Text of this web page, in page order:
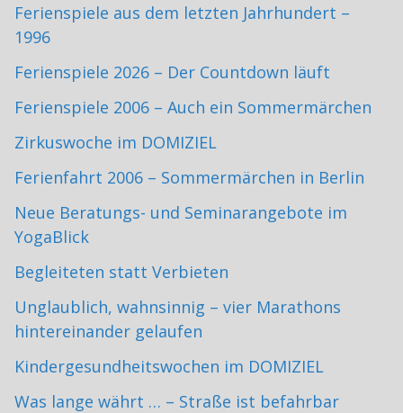
Ferienspiele aus dem letzten Jahrhundert –
1996
Ferienspiele 2026 – Der Countdown läuft
Ferienspiele 2006 – Auch ein Sommermärchen
Zirkuswoche im DOMIZIEL
Ferienfahrt 2006 – Sommermärchen in Berlin
Neue Beratungs- und Seminarangebote im
YogaBlick
Begleiteten statt Verbieten
Unglaublich, wahnsinnig – vier Marathons
hintereinander gelaufen
Kindergesundheitswochen im DOMIZIEL
Was lange währt … – Straße ist befahrbar